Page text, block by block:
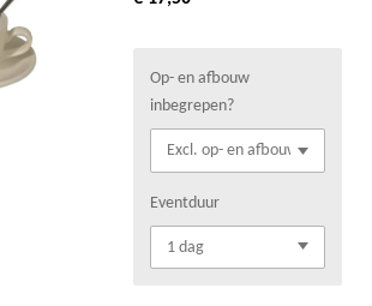
Op- en afbouw
inbegrepen?
Eventduur